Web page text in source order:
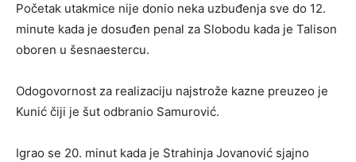
Početak utakmice nije donio neka uzbuđenja sve do 12.
minute kada je dosuđen penal za Slobodu kada je Talison
oboren u šesnaestercu.
Odogovornost za realizaciju najstrože kazne preuzeo je
Kunić čiji je šut odbranio Samurović.
Igrao se 20. minut kada je Strahinja Jovanović sjajno